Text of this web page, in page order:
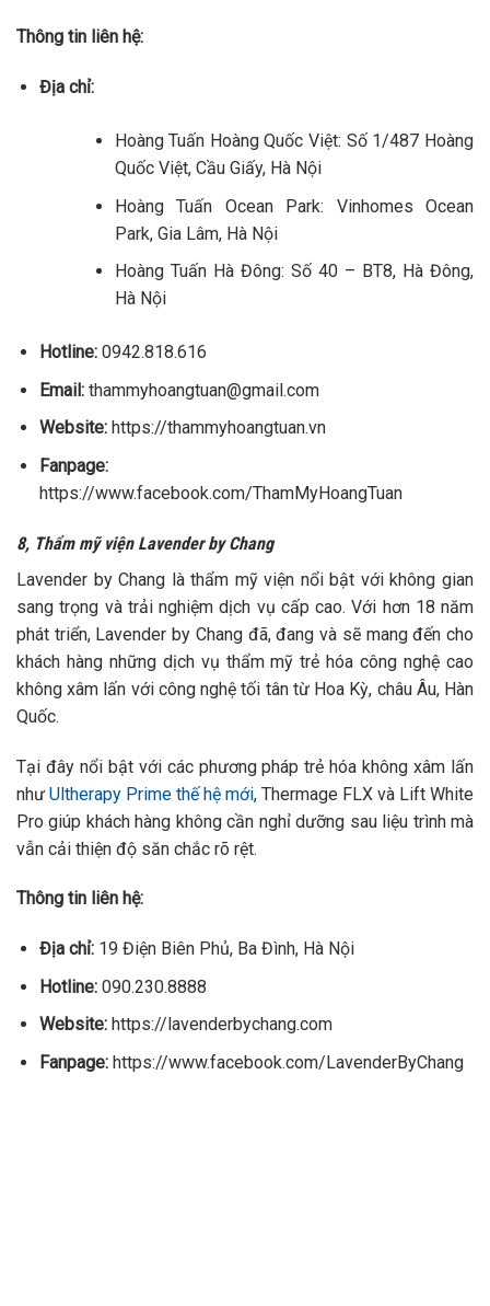
Thông tin liên hệ:
Địa chỉ:
Hoàng Tuấn Hoàng Quốc Việt: Số 1/487 Hoàng
Quốc Việt, Cầu Giấy, Hà Nội
Hoàng Tuấn Ocean Park: Vinhomes Ocean
Park, Gia Lâm, Hà Nội
Hoàng Tuấn Hà Đông: Số 40 – BT8, Hà Đông,
Hà Nội
Hotline:0942.818.616
Email: thammyhoangtuan@gmail.com
Website:https://thammyhoangtuan.vn
Fanpage:
https://www.facebook.com/ThamMyHoangTuan
8, Thẩm mỹ viện Lavender by Chang
Lavender by Chang là thẩm mỹ viện nổi bật với không gian
sang trọng và trải nghiệm dịch vụ cấp cao. Với hơn 18 năm
phát triển, Lavender by Chang đã, đang và sẽ mang đến cho
khách hàng những dịch vụ thẩm mỹ trẻ hóa công nghệ cao
không xâm lấn với công nghệ tối tân từ Hoa Kỳ, châu Âu, Hàn
Quốc.
Tại đây nổi bật với các phương pháp trẻ hóa không xâm lấn
như Ultherapy Prime thế hệ mới, Thermage FLX và Lift White
Pro giúp khách hàng không cần nghỉ dưỡng sau liệu trình mà
vẫn cải thiện độ săn chắc rõ rệt.
Thông tin liên hệ:
Địa chỉ:19 Điện Biên Phủ, Ba Đình, Hà Nội
Hotline:090.230.8888
Website:https://lavenderbychang.com
Fanpage:https://www.facebook.com/LavenderByChang